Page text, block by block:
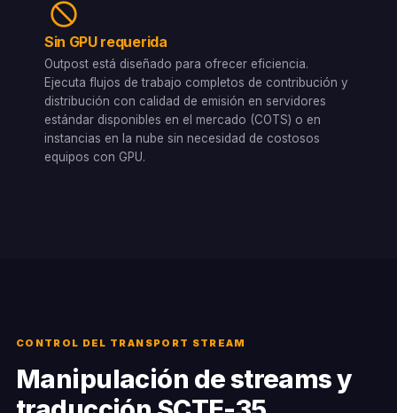
Sin GPU requerida
Outpost está diseñado para ofrecer eficiencia.
Ejecuta flujos de trabajo completos de contribución y
distribución con calidad de emisión en servidores
estándar disponibles en el mercado (COTS) o en
instancias en la nube sin necesidad de costosos
equipos con GPU.
CONTROL DEL TRANSPORT STREAM
Manipulación de streams y